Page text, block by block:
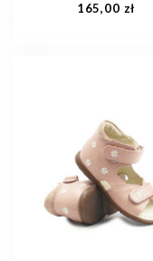
165,00 zł
26 31